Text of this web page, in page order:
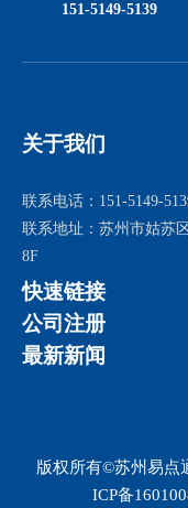
151-5149-5139
关于我们
联系电话：151-5149-
联系地址：苏州市姑苏
8F
快速链接
公司注册
最新新闻
版权所有©苏州易点
ICP备